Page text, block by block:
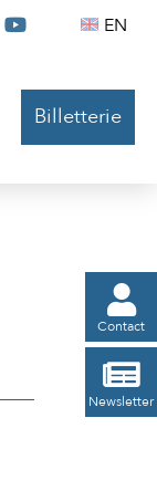
Le
 EN
Billetterie

Contact

Newsletter